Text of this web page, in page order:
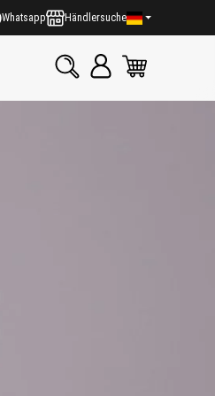
Whatsapp Händlersuche